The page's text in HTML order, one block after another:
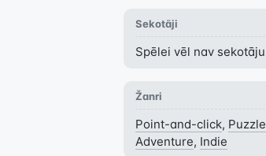
Sekotāji
Spēlei vēl nav sekotāju
Žanri
Point-and-click, Puzzle
Adventure, Indie